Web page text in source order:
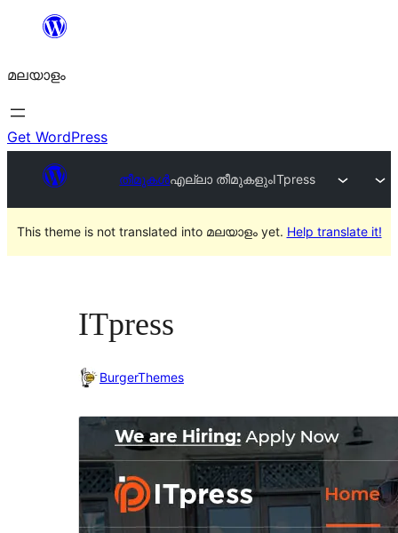
ഉള്ളടക്കത്തിലേക്ക്
മലയാളം
Get WordPress
തീമുകൾഎല്ലാ തീമുകളുംITpress
This theme is not translated into മലയാളം yet. Help translate it!
ITpress
BurgerThemes